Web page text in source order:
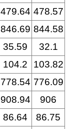
479.64 478.57
846.69 844.58
35.59
32.1
104.2
103.82
778.54 776.09
908.94
906
86.64
86.75